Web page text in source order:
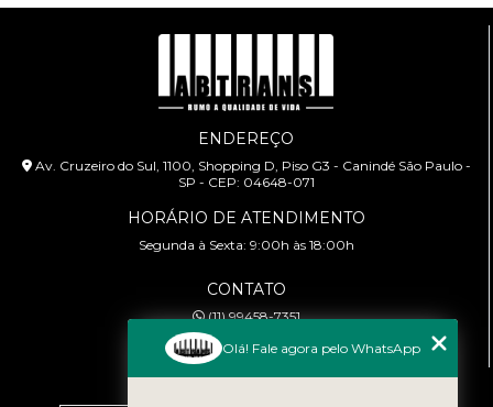
ENDEREÇO
Av. Cruzeiro do Sul, 1100, Shopping D, Piso G3 - Canindé São Paulo -
SP - CEP: 04648-071
HORÁRIO DE ATENDIMENTO
Segunda à Sexta: 9:00h às 18:00h
CONTATO
(11) 99458-7351
cursoabtrans@gmail.com
Olá! Fale agora pelo WhatsApp